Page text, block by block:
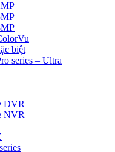
biệt
series – Ultra
DVR
NVR